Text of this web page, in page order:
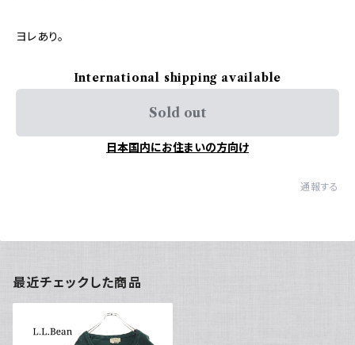
ヨレあり。
International shipping available
Sold out
日本国内にお住まいの方向け
通報する
最近チェックした商品